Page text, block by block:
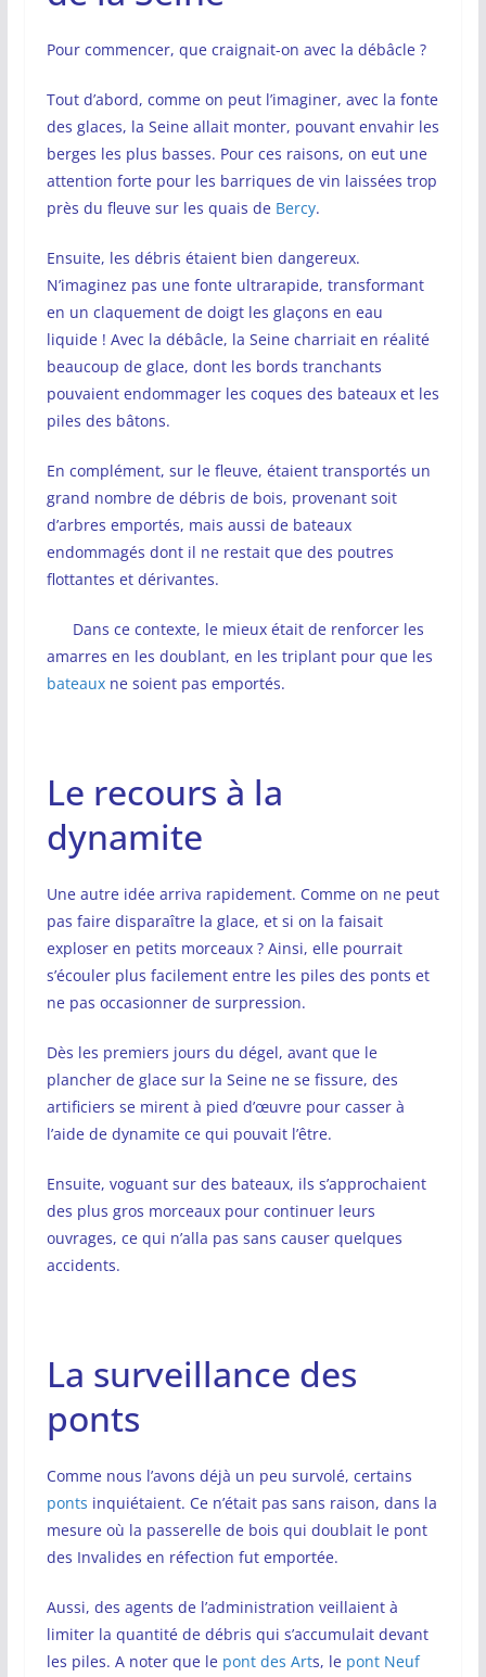
Pour commencer, que craignait-on avec la débâcle ?
Tout d’abord, comme on peut l’imaginer, avec la fonte
des glaces, la Seine allait monter, pouvant envahir les
berges les plus basses. Pour ces raisons, on eut une
attention forte pour les barriques de vin laissées trop
près du fleuve sur les quais de Bercy.
Ensuite, les débris étaient bien dangereux.
N’imaginez pas une fonte ultrarapide, transformant
en un claquement de doigt les glaçons en eau
liquide ! Avec la débâcle, la Seine charriait en réalité
beaucoup de glace, dont les bords tranchants
pouvaient endommager les coques des bateaux et les
piles des bâtons.
En complément, sur le fleuve, étaient transportés un
grand nombre de débris de bois, provenant soit
d’arbres emportés, mais aussi de bateaux
endommagés dont il ne restait que des poutres
flottantes et dérivantes.
Dans ce contexte, le mieux était de renforcer les
amarres en les doublant, en les triplant pour que les
bateauxne soient pas emportés.
Le recours à la
dynamite
Une autre idée arriva rapidement. Comme on ne peut
pas faire disparaître la glace, et si on la faisait
exploser en petits morceaux ? Ainsi, elle pourrait
s’écouler plus facilement entre les piles des ponts et
ne pas occasionner de surpression.
Dès les premiers jours du dégel, avant que le
plancher de glace sur la Seine ne se fissure, des
artificiers se mirent à pied d’œuvre pour casser à
l’aide de dynamite ce qui pouvait l’être.
Ensuite, voguant sur des bateaux, ils s’approchaient
des plus gros morceaux pour continuer leurs
ouvrages, ce qui n’alla pas sans causer quelques
accidents.
La surveillance des
ponts
Comme nous l’avons déjà un peu survolé, certains
ponts inquiétaient. Ce n’était pas sans raison, dans la
mesure où la passerelle de bois qui doublait le pont
des Invalides en réfection fut emportée.
Aussi, des agents de l’administration veillaient à
limiter la quantité de débris qui s’accumulait devant
les piles. A noter que le pont des Arts, lepont Neuf